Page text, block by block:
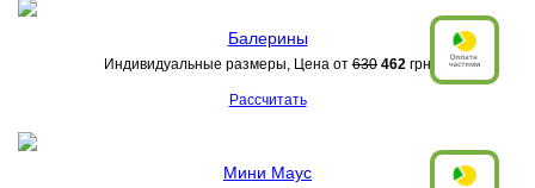
Балерины
Индивидуальные размеры, Цена от 630 462 грн
Рассчитать
Мини Маус